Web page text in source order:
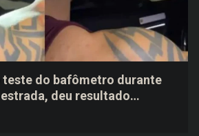
do bafômetro durante
deu resultado
o trabalho dos agentes de